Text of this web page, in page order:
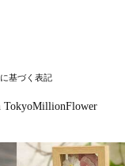
基づく表記
TokyoMillionFlower